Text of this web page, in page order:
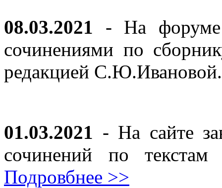
08.03.2021 - На форуме
сочинениями по
редакцией
01.03.2021 - На сайте
сочинений по
Подровбнее >>